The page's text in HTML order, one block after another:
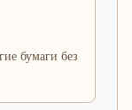
бумаги без